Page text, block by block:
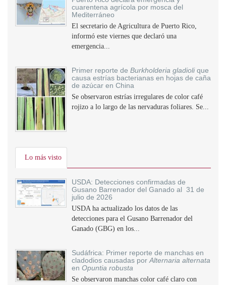
cuarentena agrícola por mosca del
Mediterráneo
El secretario de Agricultura de Puerto Rico,
informó este viernes que declaró una
emergencia...
Primer reporte de Burkholderia gladiolique
causa estrías bacterianas en hojas de caña
de azúcar en China
Se observaron estrías irregulares de color café
rojizo a lo largo de las nervaduras foliares. Se...
Lo más visto
USDA: Detecciones confirmadas de
Gusano Barrenador del Ganado al 31 de
julio de 2026
USDA ha actualizado los datos de las
detecciones para el Gusano Barrenador del
Ganado (GBG) en los...
Sudáfrica: Primer reporte de manchas en
cladodios causadas por Alternaria alternata
en Opuntia robusta
Se observaron manchas color café claro con